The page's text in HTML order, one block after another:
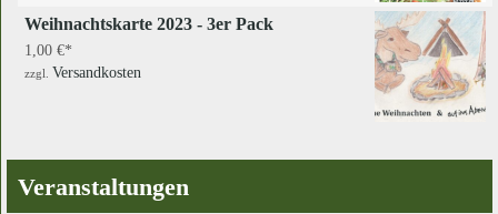
Weihnachtskarte 2023 - 3er Pack
1,00 €
zzgl. Versandkosten
Veranstaltungen